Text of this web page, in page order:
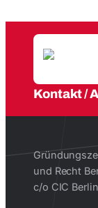
Kontakt /
und Recht
c/o CIC